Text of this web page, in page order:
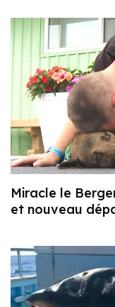
Miracle le
et nouveau